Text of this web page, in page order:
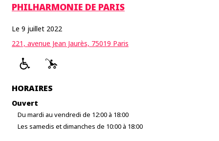
PHILHARMONIE DE PARIS
Le 9 juillet 2022
221, avenue Jean Jaurès, 75019 Paris
HORAIRES
Ouvert
Du mardi au vendredi de 12:00 à 18:00
Les samedis et dimanches de 10:00 à 18:00